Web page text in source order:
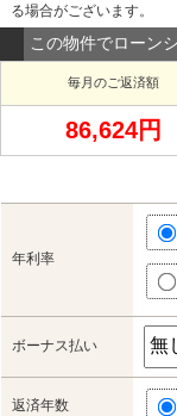
る場合がございます。
この物件でローン
毎月のご返済額
86,624円
年利率
ボーナス払い
返済年数